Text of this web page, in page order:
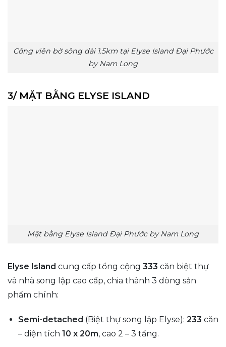
Công viên bờ sông dài 1.5km tại Elyse Island Đại Phước
by Nam Long
3/ MẶT BẰNG ELYSE ISLAND
Mặt bằng Elyse Island Đại Phước by Nam Long
Elyse Island cung cấp tổng cộng 333 căn biệt thự
và nhà song lập cao cấp, chia thành 3 dòng sản
phẩm chính:
Semi-detached (Biệt thự song lập Elyse): 233 căn
– diện tích 10 x 20m, cao 2 – 3 tầng.